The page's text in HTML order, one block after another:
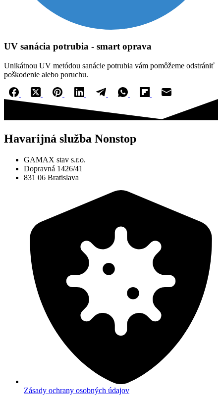
UV sanácia potrubia - smart oprava
Unikátnou UV metódou sanácie potrubia vám pomôžeme odstrániť
poškodenie alebo poruchu.
Havarijná služba Nonstop
GAMAX stav s.r.o.
Dopravná 1426/41
831 06 Bratislava
Zásady ochrany osobných údajov